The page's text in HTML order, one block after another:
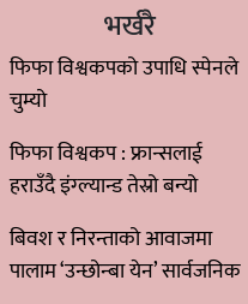
भर्खरै
फिफा विश्वकपको उपाधि स्पेनले
चुम्यो
फिफा विश्वकप : फ्रान्सलाई
हराउँदै इंग्ल्यान्ड तेस्रो बन्यो
बिवश र निरन्ताको आवाजमा
पालाम ‘उन्छोन्बा येन’ सार्वजनिक